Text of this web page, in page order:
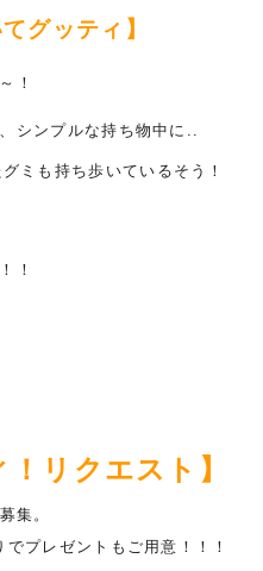
グッティ】
！
シンプルな持ち物中に..
ミも持ち歩いているそう！
！
！リクエスト】
集。
プレゼントもご用意！！！